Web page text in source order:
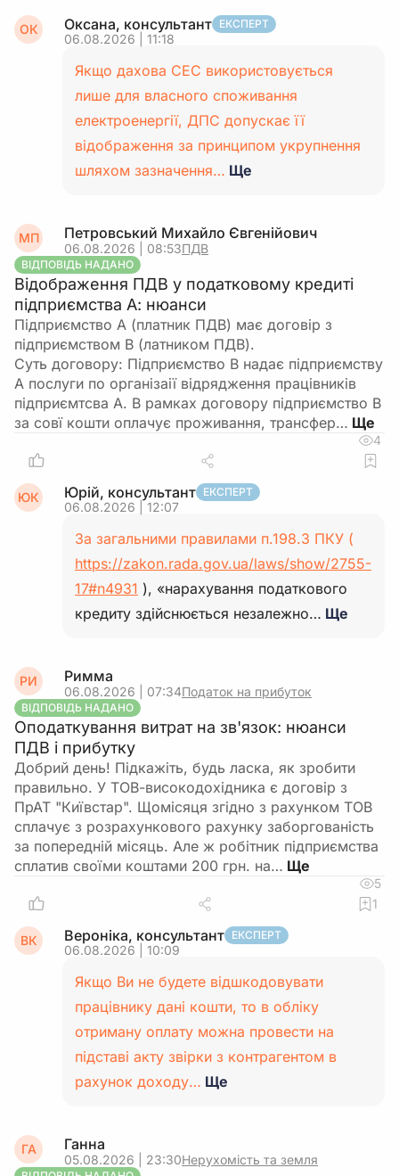
ОК Оксана, консультант ЕКСПЕРТ
06.08.2026 | 11:18
Якщо дахова СЕС використовується
лише для власного споживання
електроенергії, ДПС допускає її
відображення за принципом укрупнення
шляхом зазначення… Ще
МП Петровський Михайло Євгенійович
06.08.2026 | 08:53ПДВ
ВІДПОВІДЬ НАДАНО
Відображення ПДВ у податковому кредиті
підприємства А: нюанси
Підприємство А (платник ПДВ) має договір з
підприємством В (латником ПДВ).
Суть договору: Підприємство В надає підприємству
А послуги по організаії відрядження працівників
підприємтсва А. В рамках договору підприємство В
за совї кошти оплачує проживання, трансфер…
4
ЮК Юрій, консультант ЕКСПЕРТ
06.08.2026 | 12:07
За загальними правилами п.198.3 ПКУ (
https://zakon.rada.gov.ua/laws/show/2755-
17#n4931 ), «нарахування податкового
кредиту здійснюється незалежно… Ще
РИ Римма
06.08.2026 | 07:34Податок на прибуток
ВІДПОВІДЬ НАДАНО
Оподаткування витрат на зв'язок: нюанси
ПДВ і прибутку
Добрий день! Підкажіть, будь ласка, як зробити
правильно. У ТОВ-високодохідника є договір з
ПрАТ "Київстар". Щомісяця згідно з рахунком ТОВ
сплачує з розрахункового рахунку заборгованість
за попередній місяць. Але ж робітник підприємства
сплатив своїми коштами 200 грн. на…
5
1
ВК Вероніка, консультант ЕКСПЕРТ
06.08.2026 | 10:09
Якщо Ви не будете відшкодовувати
працівнику дані кошти, то в обліку
отриману оплату можна провести на
підставі акту звірки з контрагентом в
рахунок доходу… Ще
ГА Ганна
05.08.2026 | 23:30Нерухомість та земля